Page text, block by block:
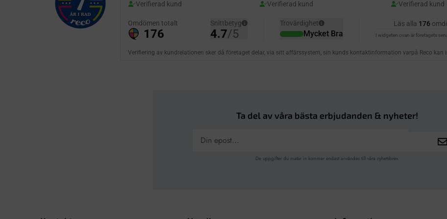
Ta del av våra bästa erbjudanden & nyheter!
De uppgifter du matar in kommer endast användas till våra nyhetsbrev.